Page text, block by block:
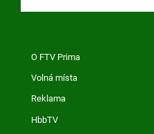
O FTV Prima
Volná místa
Reklama
HbbTV